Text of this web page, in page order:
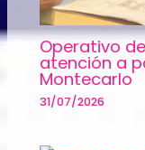
Operativo
atención a
Montecarlo
31/07/2026